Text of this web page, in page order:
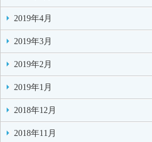
2019年4月
2019年3月
2019年2月
2019年1月
2018年12月
2018年11月